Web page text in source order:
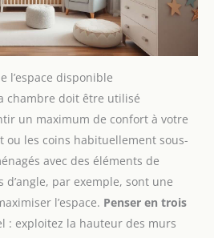
l’espace disponible
chambre doit être utilisé
un maximum de confort à votre
ou les coins habituellement sous-
avec des éléments de
d’angle, par exemple, sont une
l’espace. Penser en trois
: exploitez la hauteur des murs